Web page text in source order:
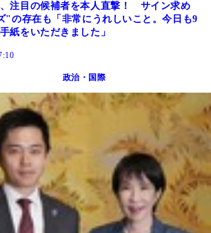
注目の候補者を本人直撃！ サイン求め
"の存在も「非常にうれしいこと。今日も9
紙をいただきました」
政治・国際